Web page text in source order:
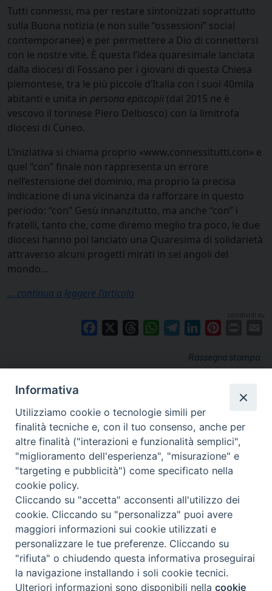
Tutti connessi, ma per restare sintonizzati soprattutto
sulla Buona notizia (e non sulle “ossessioni” social
contemporanee) e per permettere a Dio di connettersi
con le nostre vite. È questa l’idea quaresimale lanciata
dalla diocesi di Fossano per i giovani di questa Chiesa
piemontese, tra le più piccole d’Italia con i suoi 40mila
abitanti e unita in persona episcopii (dal 2015 ne è
vescovo il torinese Piero Delbosco) con la limitrofa
diocesi di Cuneo.
L’iniziativa si chiama proprio «www.connessitutti.con» e
quel “con” finale non rappresenta un errore
nell’estensione del dominio, ma proprio la precisa
indicazione di una vicinanza da rafforzare in questo
periodo: “con” Gesù innanzitutto, ma anche “con” i
fratelli, tanto che, come diremo meglio tra poco, le due
diocesi hanno poi lanciato una Quaresima di solidarietà
attraverso alcuni progetti mirati in sei angoli del
mondo…
… continua a leggere l’articolo
condividi su
Facebook ThreadsWhatsAppTelegramLinkedIn
Rassegna stampa
via Amedeo Rossi, 28 - 12100 Cuneo
segreteriagenerale@diocesicuneofossano.it
c.f. 96017380047
Preferenze Cookie
Informativa
Utilizziamo cookie o tecnologie simili per
finalità tecniche e, con il tuo consenso, anche per
altre finalità ("interazioni e funzionalità semplici",
"miglioramento dell'esperienza", "misurazione" e
"targeting e pubblicità") come specificato nella
cookie policy.
Cliccando su "accetta" acconsenti all'utilizzo dei
cookie. Cliccando su "personalizza" puoi avere
maggiori informazioni sui cookie utilizzati e
personalizzare le tue preferenze. Cliccando su
"rifiuta" o chiudendo questa informativa proseguirai
la navigazione installando i soli cookie tecnici.
Ulteriori informazioni sono disponibili nellacookie